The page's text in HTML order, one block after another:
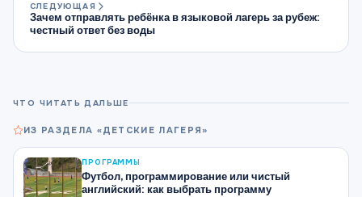
СЛЕДУЮЩАЯ
Зачем отправлять ребёнка в языковой лагерь за рубеж:
честный ответ без воды
ЧТО ЧИТАТЬ ДАЛЬШЕ
ИЗ РАЗДЕЛА «ДЕТСКИЕ ЛАГЕРЯ»
ПРОГРАММЫ
Футбол, программирование или чистый
английский: как выбрать программу